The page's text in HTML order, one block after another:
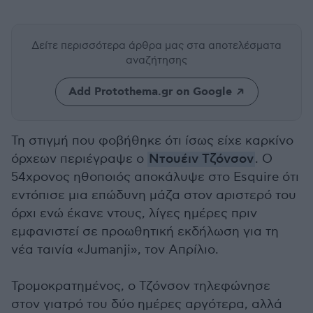
Δείτε περισσότερα άρθρα μας στα αποτελέσματα
αναζήτησης
Add Protothema.gr on Google
Τη στιγμή που φοβήθηκε ότι ίσως είχε καρκίνο
όρχεων περιέγραψε ο Ντουέιν Τζόνσον. Ο
54χρονος ηθοποιός αποκάλυψε στο Esquire ότι
εντόπισε μια επώδυνη μάζα στον αριστερό του
όρχι ενώ έκανε ντους, λίγες ημέρες πριν
εμφανιστεί σε προωθητική εκδήλωση για τη
νέα ταινία «Jumanji», τον Απρίλιο.
Τρομοκρατημένος, ο Τζόνσον τηλεφώνησε
στον γιατρό του δύο ημέρες αργότερα, αλλά